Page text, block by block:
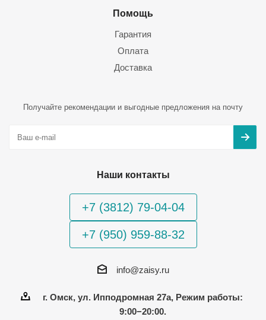
Помощь
Гарантия
Оплата
Доставка
Получайте рекомендации и выгодные предложения на почту
Наши контакты
+7 (3812) 79-04-04
+7 (950) 959-88-32
info@zaisy.ru
г. Омск, ул. Ипподромная 27а, Режим работы:
9:00−20:00.